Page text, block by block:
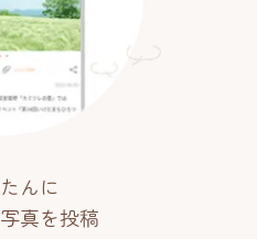
んに
真を投稿